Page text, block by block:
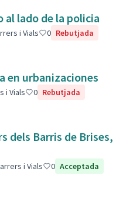
lado de la policia
i Vials 0 Rebutjada
en urbanizaciones
i Vials 0 Rebutjada
dels Barris de Brises,
i Vials 0 Acceptada